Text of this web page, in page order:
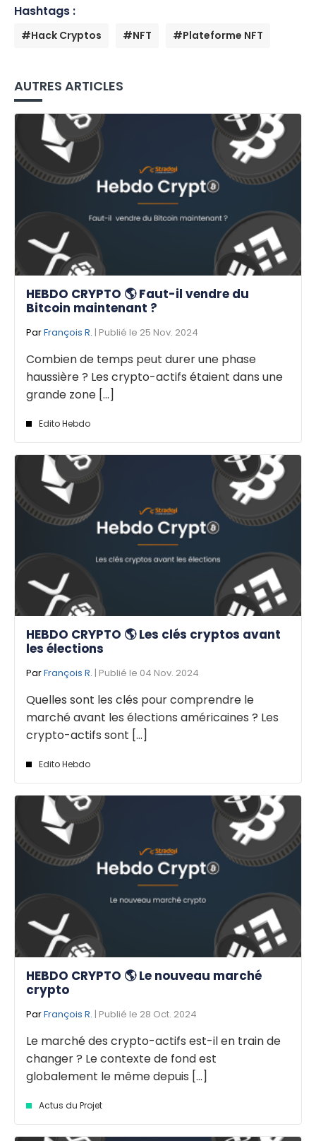
Hashtags :
#Hack Cryptos #NFT #Plateforme NFT
AUTRES ARTICLES
HEBDO CRYPTO 🌎 Faut-il vendre du
Bitcoin maintenant ?
ParFrançois R. | Publié le 25 Nov. 2024
Combien de temps peut durer une phase
haussière ? Les crypto-actifs étaient dans une
grande zone [...]
Edito Hebdo
HEBDO CRYPTO 🌎 Les clés cryptos avant
les élections
ParFrançois R. | Publié le 04 Nov. 2024
Quelles sont les clés pour comprendre le
marché avant les élections américaines ? Les
crypto-actifs sont [...]
Edito Hebdo
HEBDO CRYPTO 🌎 Le nouveau marché
crypto
ParFrançois R. | Publié le 28 Oct. 2024
Le marché des crypto-actifs est-il en train de
changer ? Le contexte de fond est
globalement le même depuis [...]
Actus du Projet